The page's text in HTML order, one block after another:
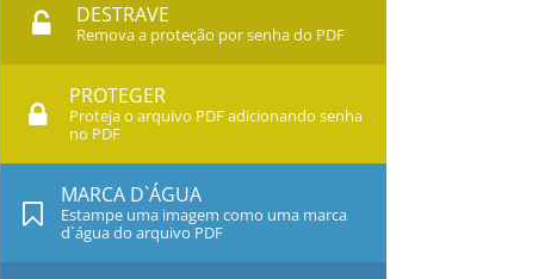
DESTRAVE
Remova a proteção por senha do PDF
PROTEGER
Proteja o arquivo PDF adicionando senha
no PDF
MARCA D`ÁGUA
Estampe uma imagem como uma marca
d`água do arquivo PDF